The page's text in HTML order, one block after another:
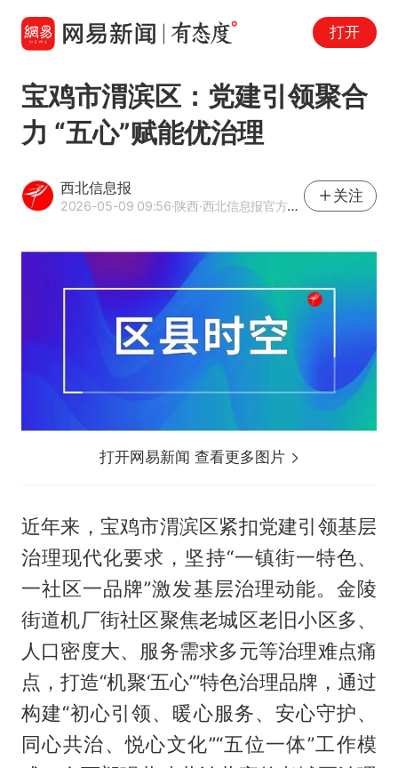
打开
宝鸡市渭滨区：党建引领聚合
力 “五心”赋能优治理
西北信息报
2026-05-09 09:56·陕西·西北信息报官方网易号
关注
打开网易新闻 查看更多图片
近年来，宝鸡市渭滨区紧扣党建引领基层
治理现代化要求，坚持“一镇街一特色、
一社区一品牌”激发基层治理动能。金陵
街道机厂街社区聚焦老城区老旧小区多、
人口密度大、服务需求多元等治理难点痛
点，打造“机聚‘五心’”特色治理品牌，通过
构建“初心引领、暖心服务、安心守护、
同心共治、悦心文化”“五位一体”工作模